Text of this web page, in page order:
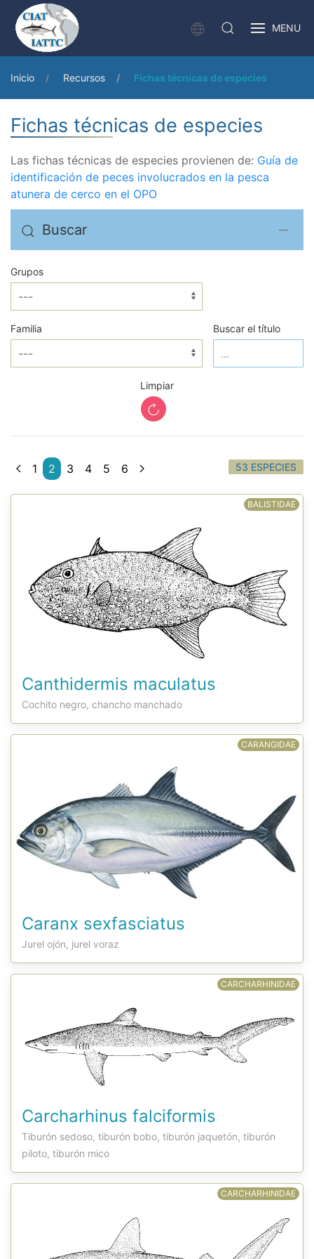
MENU
Inicio Recursos Fichas técnicas de especies
Fichas técnicas de especies
Las fichas técnicas de especies provienen de: Guía de
identificación de peces involucrados en la pesca
atunera de cerco en el OPO
Buscar
Grupos
Familia Buscar el título
Limpiar
1 2 3 4 5 6 53 ESPECIES
BALISTIDAE
Canthidermis maculatus
Cochito negro, chancho manchado
CARANGIDAE
Caranx sexfasciatus
Jurel ojón, jurel voraz
CARCHARHINIDAE
Carcharhinus falciformis
Tiburón sedoso, tiburón bobo, tiburón jaquetón, tiburón
piloto, tiburón mico
CARCHARHINIDAE